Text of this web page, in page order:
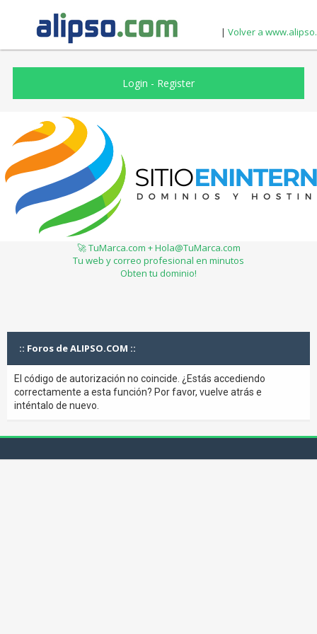
| Volver a
Login - Register
🚀 TuMarca.com + Hola@TuMarca.com
Tu web y correo profesional en minutos
Obten tu dominio!
:: Foros de ALIPSO.COM ::
El código de autorización no coincide. ¿Estás accediendo
correctamente a esta función? Por favor, vuelve atrás e
inténtalo de nuevo.